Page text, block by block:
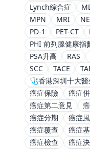
Lynch綜合症
MPN
MRI
PD-1
PET-CT
PHI 前列腺健康指
PSA升高
RAS
SCC
TACE
🩺香港深圳十大醫
癌症保險
癌症
癌症第二意見
癌症分期
癌症
癌症覆查
癌症
癌症檢查
癌症